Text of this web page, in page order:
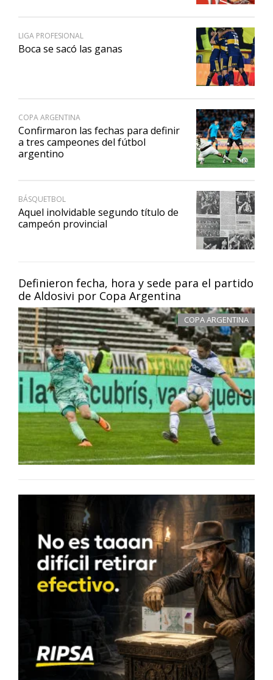
Definieron fecha, hora y sede para el partido
de Aldosivi por Copa Argentina
COPA ARGENTINA
LIGA PROFESIONAL
Boca se sacó las ganas
COPA ARGENTINA
Confirmaron las fechas para definir
a tres campeones del fútbol
argentino
BÁSQUETBOL
Aquel inolvidable segundo título de
campeón provincial